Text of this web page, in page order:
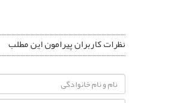
نظرات کاربران پیرامون این مطلب